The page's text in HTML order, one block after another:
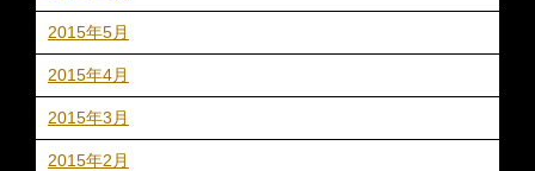
2015年5月
2015年4月
2015年3月
2015年2月